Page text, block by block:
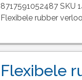
8717591052487 SKU
Flexibele rubber
Flexibele